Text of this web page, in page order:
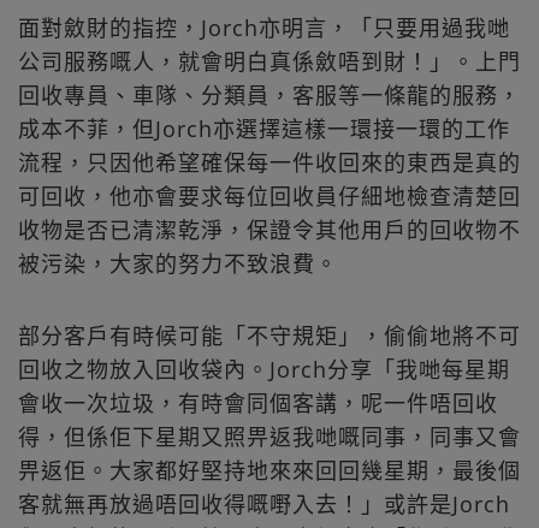
面對斂財的指控，Jorch亦明言，「只要用過我哋
公司服務嘅人，就會明白真係斂唔到財！」。上門
回收專員、車隊、分類員，客服等一條龍的服務，
成本不菲，但Jorch亦選擇這樣一環接一環的工作
流程，只因他希望確保每一件收回來的東西是真的
可回收，他亦會要求每位回收員仔細地檢查清楚回
收物是否已清潔乾淨，保證令其他用戶的回收物不
被污染，大家的努力不致浪費。
部分客戶有時候可能「不守規矩」，偷偷地將不可
回收之物放入回收袋內。Jorch分享「我哋每星期
會收一次垃圾，有時會同個客講，呢一件唔回收
得，但係佢下星期又照畀返我哋嘅同事，同事又會
畀返佢。大家都好堅持地來來回回幾星期，最後個
客就無再放過唔回收得嘅嘢入去！」或許是Jorch